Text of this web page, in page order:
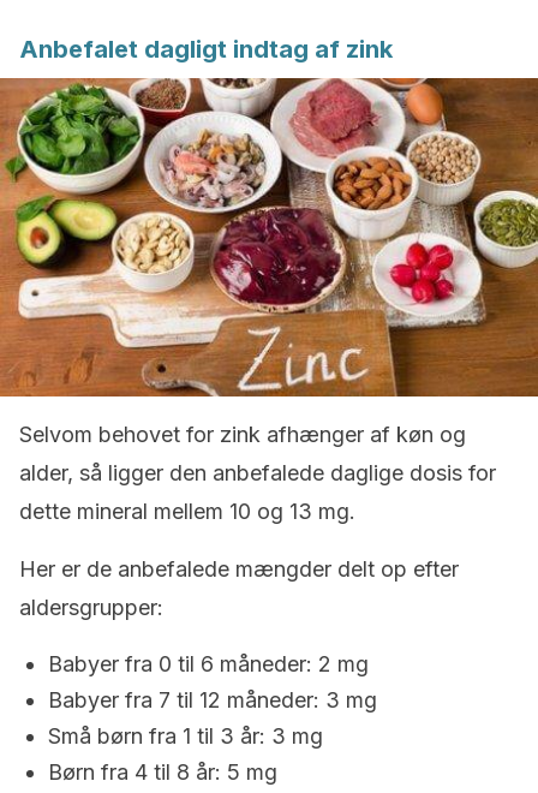
Anbefalet dagligt indtag af zink
Selvom behovet for zink afhænger af køn og
alder, så ligger den anbefalede daglige dosis for
dette mineral mellem 10 og 13 mg.
Her er de anbefalede mængder delt op efter
aldersgrupper:
Babyer fra 0 til 6 måneder: 2 mg
Babyer fra 7 til 12 måneder: 3 mg
Små børn fra 1 til 3 år: 3 mg
Børn fra 4 til 8 år: 5 mg